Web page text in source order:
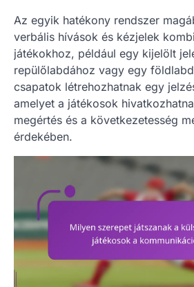
Az egyik hatékony rendszer
verbális hívások és kézjelek
játékokhoz, például egy kijelölt
repülőlabdához vagy egy
csapatok létrehozhatnak egy
amelyet a játékosok
megértés és a következetesség
érdekében.